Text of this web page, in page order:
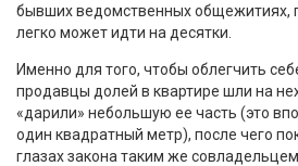
бывших ведомственных общежитиях,
легко может идти на десятки.
Именно для того, чтобы облегчить
продавцы долей в квартире шли на
«дарили» небольшую ее часть (это
один квадратный метр), после чего
глазах закона таким же